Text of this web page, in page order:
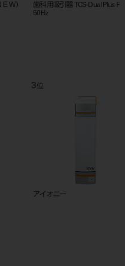
Ｗ）
歯科用吸引器 TCS-Dual Plus-F
50Hz
3位
アイオニー